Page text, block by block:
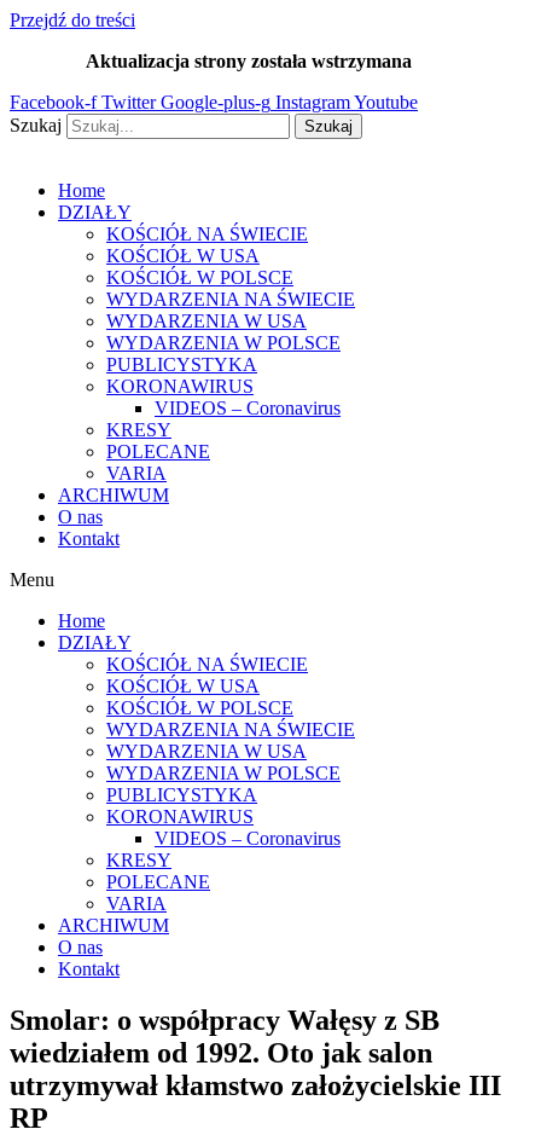
Przejdź do treści
Aktualizacja strony została wstrzymana
Facebook-f Twitter Google-plus-g InstagramYoutube
Szukaj
Szukaj
Home
DZIAŁY
KOŚCIÓŁ NA ŚWIECIE
KOŚCIÓŁ W USA
KOŚCIÓŁ W POLSCE
WYDARZENIA NA ŚWIECIE
WYDARZENIA W USA
WYDARZENIA W POLSCE
PUBLICYSTYKA
KORONAWIRUS
VIDEOS – Coronavirus
KRESY
POLECANE
VARIA
ARCHIWUM
O nas
Kontakt
Menu
Home
DZIAŁY
KOŚCIÓŁ NA ŚWIECIE
KOŚCIÓŁ W USA
KOŚCIÓŁ W POLSCE
WYDARZENIA NA ŚWIECIE
WYDARZENIA W USA
WYDARZENIA W POLSCE
PUBLICYSTYKA
KORONAWIRUS
VIDEOS – Coronavirus
KRESY
POLECANE
VARIA
ARCHIWUM
O nas
Kontakt
Smolar: o współpracy Wałęsy z SB
wiedziałem od 1992. Oto jak salon
utrzymywał kłamstwo założycielskie III
RP